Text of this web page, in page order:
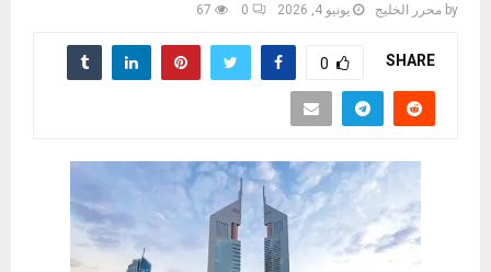
by محرر الخليج يونيو 4, 2026 0
67
SHARE
0